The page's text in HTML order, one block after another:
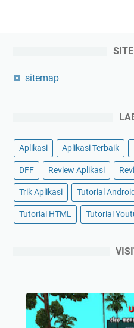
sitemap
Aplikasi Aplikasi Terbaik
DFF Review Aplikasi
Trik Aplikasi Tutorial Android
Tutorial HTML Tutorial